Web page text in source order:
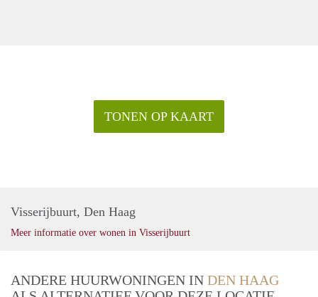
TONEN OP KAART
Visserijbuurt, Den Haag
Meer informatie over wonen in Visserijbuurt
ANDERE HUURWONINGEN IN DEN HAAG